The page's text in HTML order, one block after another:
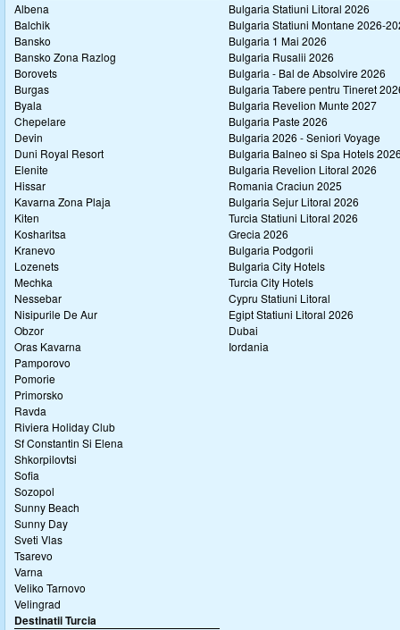
Albena
Balchik
Bansko
Bansko Zona Razlog
Borovets
Burgas
Byala
Chepelare
Devin
Duni Royal Resort
Elenite
Hissar
Kavarna Zona Plaja
Kiten
Kosharitsa
Kranevo
Lozenets
Mechka
Nessebar
Nisipurile De Aur
Obzor
Oras Kavarna
Pamporovo
Pomorie
Primorsko
Ravda
Riviera Holiday Club
Sf Constantin Si Elena
Shkorpilovtsi
Sofia
Sozopol
Sunny Beach
Sunny Day
Sveti Vlas
Tsarevo
Varna
Veliko Tarnovo
Velingrad
Destinatii Turcia
Bulgaria Statiuni Litoral 2026
Bulgaria Statiuni Montane 2026-
Bulgaria 1 Mai 2026
Bulgaria Rusalii 2026
Bulgaria - Bal de Absolvire 2026
Bulgaria Tabere pentru Tineret
Bulgaria Revelion Munte 2027
Bulgaria Paste 2026
Bulgaria 2026 - Seniori Voyage
Bulgaria Balneo si Spa Hotels
Bulgaria Revelion Litoral 2026
Romania Craciun 2025
Bulgaria Sejur Litoral 2026
Turcia Statiuni Litoral 2026
Grecia 2026
Bulgaria Podgorii
Bulgaria City Hotels
Turcia City Hotels
Cypru Statiuni Litoral
Egipt Statiuni Litoral 2026
Dubai
Iordania